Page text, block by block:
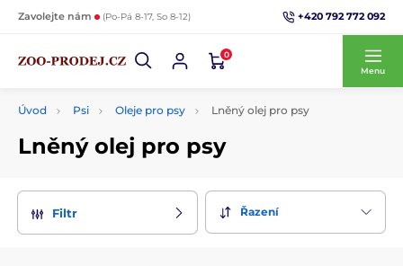
Zavolejte nám (Po-Pá 8-17, So 8-12) +420 792 772 092
0
Menu
Úvod Psi Oleje pro psy Lněný olej pro psy
Lněný olej pro psy
Filtr Řazení